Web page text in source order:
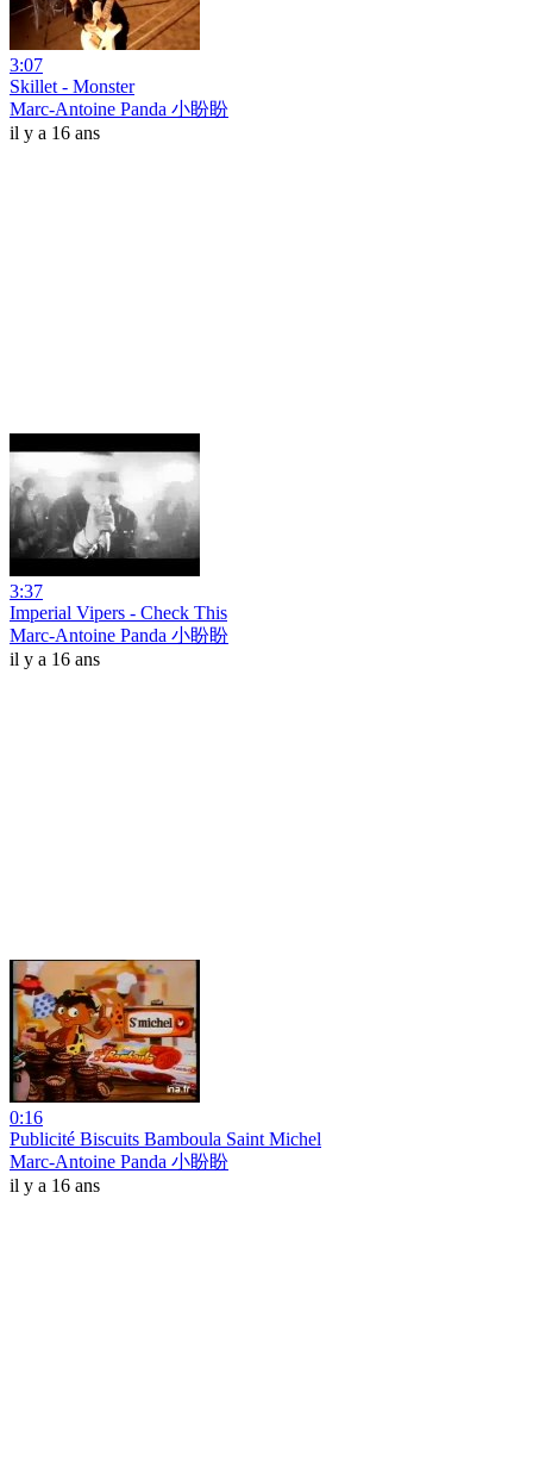
3:07
Skillet - Monster
Marc-Antoine Panda 小盼盼
il y a 16 ans
3:37
Imperial Vipers - Check This
Marc-Antoine Panda 小盼盼
il y a 16 ans
0:16
Publicité Biscuits Bamboula Saint Michel
Marc-Antoine Panda 小盼盼
il y a 16 ans